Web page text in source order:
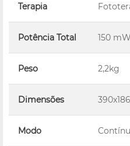
Terapia
Potência Total 150 mW
Peso 2,2kg
Dimensões
Modo